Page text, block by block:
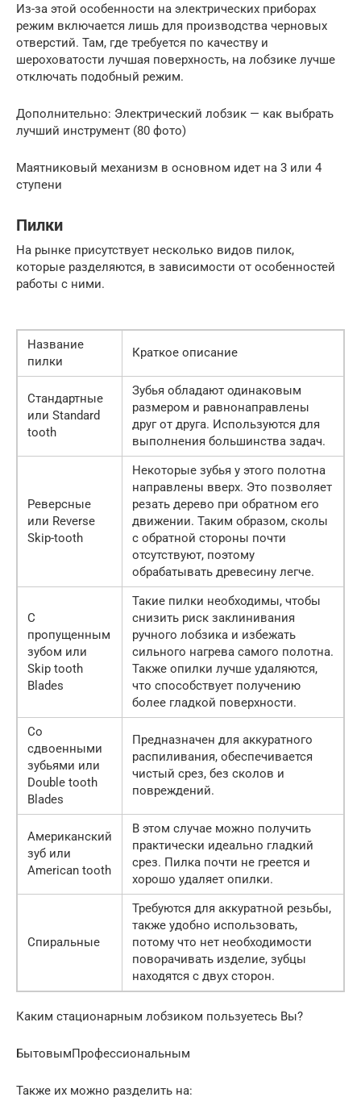
Из-за этой особенности на электрических приборах
режим включается лишь для производства черновых
отверстий. Там, где требуется по качеству и
шероховатости лучшая поверхность, на лобзике лучше
отключать подобный режим.
Дополнительно: Электрический лобзик — как выбрать
лучший инструмент (80 фото)
Маятниковый механизм в основном идет на 3 или 4
ступени
Пилки
На рынке присутствует несколько видов пилок,
которые разделяются, в зависимости от особенностей
работы с ними.
Название
пилки
Краткое описание
Стандартные
или Standard
tooth
Зубья обладают одинаковым
размером и равнонаправлены
друг от друга. Используются для
выполнения большинства задач.
Реверсные
или Reverse
Skip-tooth
Некоторые зубья у этого полотна
направлены вверх. Это позволяет
резать дерево при обратном его
движении. Таким образом, сколы
с обратной стороны почти
отсутствуют, поэтому
обрабатывать древесину легче.
С
пропущенным
зубом или
Skip tooth
Blades
Такие пилки необходимы, чтобы
снизить риск заклинивания
ручного лобзика и избежать
сильного нагрева самого полотна.
Также опилки лучше удаляются,
что способствует получению
более гладкой поверхности.
Со
сдвоенными
зубьями или
Double tooth
Blades
Предназначен для аккуратного
распиливания, обеспечивается
чистый срез, без сколов и
повреждений.
Американский
зуб или
American tooth
В этом случае можно получить
практически идеально гладкий
срез. Пилка почти не греется и
хорошо удаляет опилки.
Спиральные
Требуются для аккуратной резьбы,
также удобно использовать,
потому что нет необходимости
поворачивать изделие, зубцы
находятся с двух сторон.
Каким стационарным лобзиком пользуетесь Вы?
БытовымПрофессиональным
Также их можно разделить на: